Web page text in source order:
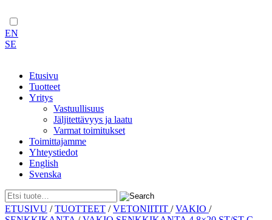
EN
SE
Etusivu
Tuotteet
Yritys
Vastuullisuus
Jäljitettävyys ja laatu
Varmat toimitukset
Toimittajamme
Yhteystiedot
English
Svenska
Skip
ETUSIVU /TUOTTEET /VETONIITIT /VAKIO /